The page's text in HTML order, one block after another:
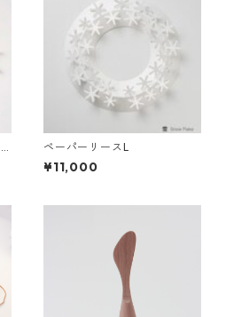
ペーパーリースL
¥11,000